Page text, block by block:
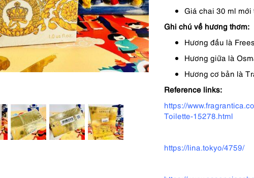
Giá chai 30 ml
Ghi chú về hương thơm:
Hương đầu là
Hương giữa là
Hương cơ bản là
Reference links:
https://
Toilette-15278.html
https://lina.tokyo/4759/